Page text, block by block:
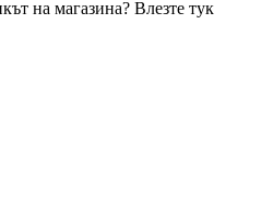
на магазина? Влезте тук